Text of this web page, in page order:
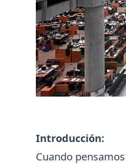
Introducción:
Cuando